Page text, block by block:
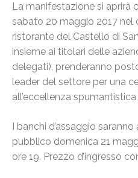
La manifestazione si aprirà
sabato 20 maggio 2017 nel
ristorante del Castello di
insieme ai titolari delle
delegati), prenderanno
leader del settore per una
all’eccellenza
I banchi d’assaggio
pubblico domenica 21
ore 19. Prezzo d’ingresso